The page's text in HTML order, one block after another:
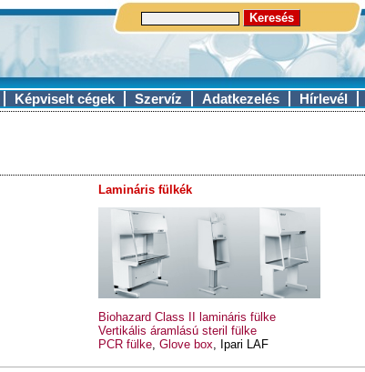
Képviselt cégek Szervíz Adatkezelés Hírlevél
Lamináris fülkék
Biohazard Class II lamináris fülke
Vertikális áramlású steril fülke
PCR fülke, Glove box, Ipari LAF